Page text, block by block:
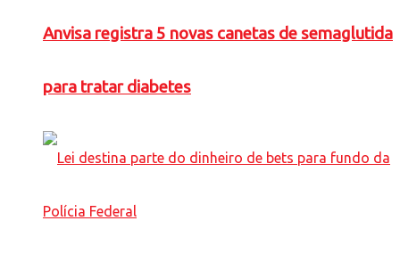
Anvisa registra 5 novas canetas de semaglutida
para tratar diabetes